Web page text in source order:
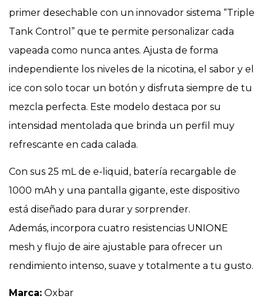
primer desechable con un innovador sistema “Triple
Tank Control” que te permite personalizar cada
vapeada como nunca antes. Ajusta de forma
independiente los niveles de la nicotina, el sabor y el
ice con solo tocar un botón y disfruta siempre de tu
mezcla perfecta. Este modelo destaca por su
intensidad mentolada que brinda un perfil muy
refrescante en cada calada.
Con sus 25 mL de e-liquid, batería recargable de
1000 mAh y una pantalla gigante, este dispositivo
está diseñado para durar y sorprender.
Además, incorpora cuatro resistencias UNIONE
mesh y flujo de aire ajustable para ofrecer un
rendimiento intenso, suave y totalmente a tu gusto.
Marca: Oxbar